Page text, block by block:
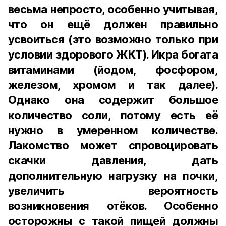
весьма непросто, особенно учитывая,
что он ещё должен правильно
усвоиться (это возможно только при
условии здорового ЖКТ). Икра богата
витаминами (йодом, фосфором,
железом, хромом и так далее).
Однако она содержит большое
количество соли, потому есть её
нужно в умеренном количестве.
Лакомство может спровоцировать
скачки давления, дать
дополнительную нагрузку на почки,
увеличить вероятность
возникновения отёков. Особенно
осторожны с такой пищей должны